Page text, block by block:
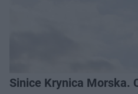
Sinice Krynica Morska.